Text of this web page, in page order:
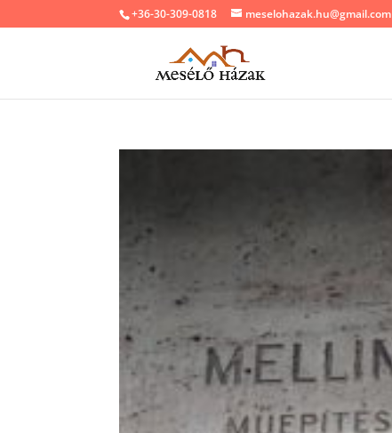
+36-30-309-0818 meselohazak.hu@gmail.com